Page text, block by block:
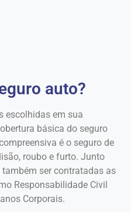
auto?
escolhidas em sua
básica do seguro
é o seguro de
roubo e furto. Junto
ser contratadas as
Responsabilidade Civil
Corporais.